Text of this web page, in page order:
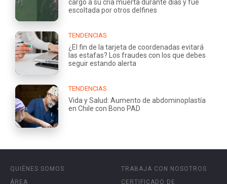
cargó a su cría muerta durante días y fue
escoltada por otros delfines
TENDENCIAS
¿El fin de la tarjeta de coordenadas evitará
las estafas? Los fraudes con los que debes
seguir estando alerta
TENDENCIAS
Vida y Salud: Aumento de abdominoplastía
en Chile con Bono PAD
QUIÉNES SOMOS
ÁREA
TRABAJA CON NOSOTROS
CERTIFICADO DE